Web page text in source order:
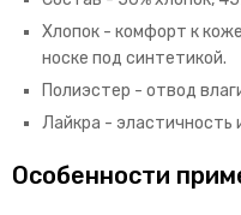
Хлопок - комфорт к
носке под синтетикой.
Полиэстер - отвод
Лайкра - эластичность
Особенности